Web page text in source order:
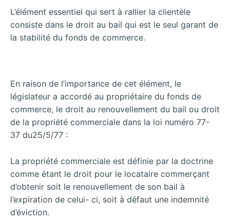
L’élément essentiel qui sert à rallier la clientèle
consiste dans le droit au bail qui est le seul garant de
la stabilité du fonds de commerce.
En raison de l’importance de cet élément, le
législateur a accordé au propriétaire du fonds de
commerce, le droit au renouvellement du bail ou droit
de la propriété commerciale dans la loi numéro 77-
37 du25/5/77 :
La propriété commerciale est définie par la doctrine
comme étant le droit pour le locataire commerçant
d’obtenir soit le renouvellement de son bail à
l’expiration de celui- ci, soit à défaut une indemnité
d’éviction.